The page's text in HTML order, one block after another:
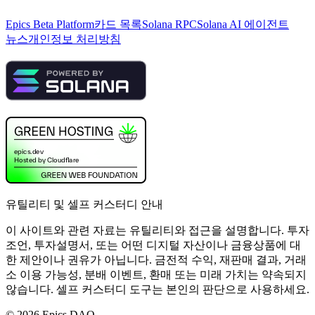
Epics Beta Platform카드 목록Solana RPCSolana AI 에이전트
뉴스개인정보 처리방침
유틸리티 및 셀프 커스터디 안내
이 사이트와 관련 자료는 유틸리티와 접근을 설명합니다. 투자
조언, 투자설명서, 또는 어떤 디지털 자산이나 금융상품에 대
한 제안이나 권유가 아닙니다. 금전적 수익, 재판매 결과, 거래
소 이용 가능성, 분배 이벤트, 환매 또는 미래 가치는 약속되지
않습니다. 셀프 커스터디 도구는 본인의 판단으로 사용하세요.